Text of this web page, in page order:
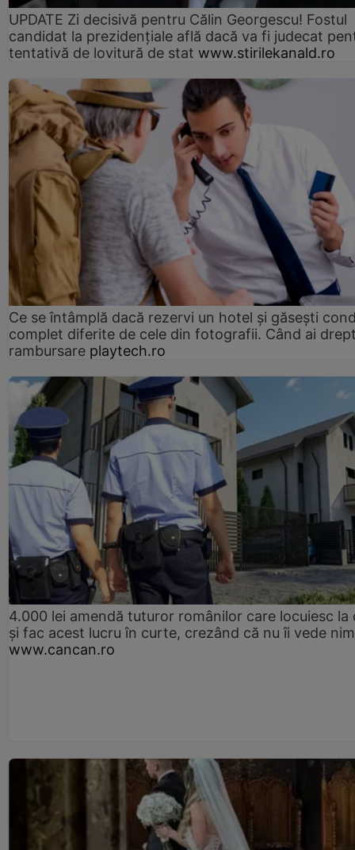
UPDATE Zi decisivă pentru Călin Georgescu! Fostul
candidat la prezidențiale află dacă va fi judecat
tentativă de lovitură de stat www.stirilekanald.ro
Ce se întâmplă dacă rezervi un hotel și găsești
complet diferite de cele din fotografii. Când ai
rambursare playtech.ro
4.000 lei amendă tuturor românilor care locuiesc la
și fac acest lucru în curte, crezând că nu îi vede
www.cancan.ro